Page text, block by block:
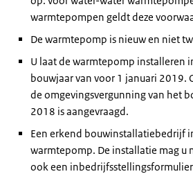
warmtepompen geldt deze
De warmtepomp is nieuw en niet
U laat de warmtepomp installeren
bouwjaar van voor 1 januari 2019.
de omgevingsvergunning van het
2018 is aangevraagd.
Een erkend bouwinstallatiebedrijf
warmtepomp. De installatie mag u
ook een